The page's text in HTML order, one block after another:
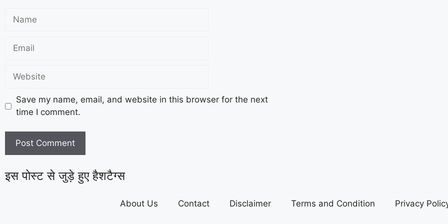
Save my name, email, and website in this browser for the next
time I comment.
इस पोस्ट से जुड़े हुए हैशटैग्स
About Us Contact Disclaimer Terms and Condition Privacy